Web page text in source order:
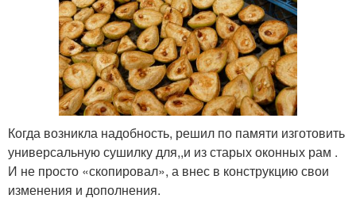
Когда возникла надобность, решил по памяти изготовить
универсальную сушилку для,,и из старых оконных рам .
И не просто «скопировал», а внес в конструкцию свои
изменения и дополнения.